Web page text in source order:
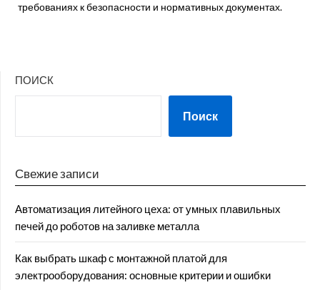
требованиях к безопасности и нормативных документах.
ПОИСК
Поиск
Свежие записи
Автоматизация литейного цеха: от умных плавильных
печей до роботов на заливке металла
Как выбрать шкаф с монтажной платой для
электрооборудования: основные критерии и ошибки